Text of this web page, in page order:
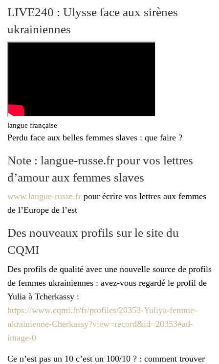
c
h
t
l
é
LIVE240 : Ulysse face aux sirènes
ukrainiennes
langue française
Perdu face aux belles femmes slaves : que faire ?
Note : langue-russe.fr pour vos lettres
d’amour aux femmes slaves
www.langue-russe.fr pour écrire vos lettres aux femmes
de l’Europe de l’est
Des nouveaux profils sur le site du
CQMI
Des profils de qualité avec une nouvelle source de profils
de femmes ukrainiennes : avez-vous regardé le profil de
Yulia à Tcherkassy :
https://www.cqmi.fr/fr/profiles/20353-Yuliya-femme-
ukrainienne-Cherkassy?view=record&id=20353#ad-
image-0
Ce n’est pas un 10 c’est un 100/10 ? : comment trouver